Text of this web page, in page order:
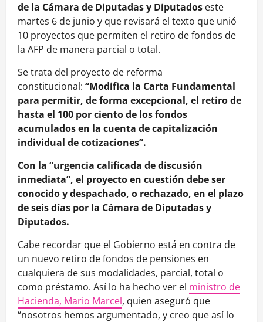
de la Cámara de Diputadas y Diputados este
martes 6 de junio y que revisará el texto que unió
10 proyectos que permiten el retiro de fondos de
la AFP de manera parcial o total.
Se trata del proyecto de reforma
constitucional: “Modifica la Carta Fundamental
para permitir, de forma excepcional, el retiro de
hasta el 100 por ciento de los fondos
acumulados en la cuenta de capitalización
individual de cotizaciones”.
Con la “urgencia calificada de discusión
inmediata”, el proyecto en cuestión debe ser
conocido y despachado, o rechazado, en el plazo
de seis días por la Cámara de Diputadas y
Diputados.
Cabe recordar que el Gobierno está en contra de
un nuevo retiro de fondos de pensiones en
cualquiera de sus modalidades, parcial, total o
como préstamo. Así lo ha hecho ver el ministro de
Hacienda, Mario Marcel, quien aseguró que
“nosotros hemos argumentado, y creo que así lo